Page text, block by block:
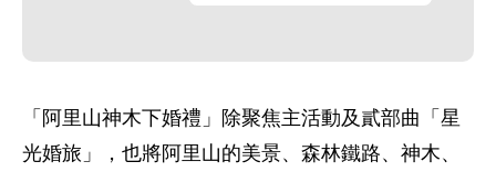
「阿里山神木下婚禮」除聚焦主活動及貳部曲「星
光婚旅」，也將阿里山的美景、森林鐵路、神木、